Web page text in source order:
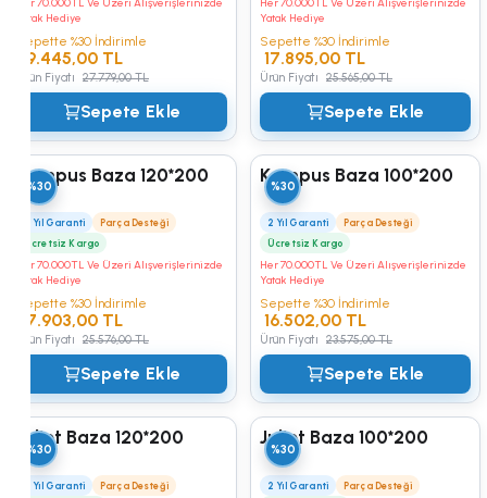
Yatak Hediye
Sepette %30 İndirimle
19.445,00 TL
Ürün Fiyatı 27.779,00 TL
Sepete Ekle
Yatak Hediye
Sepette %30 İndirimle
17.895,00 TL
Ürün Fiyatı 25.565,00 TL
Sepete Ekle
Kampus Baza 120*200
2 Yıl Garanti
Parça Desteği
Ücretsiz Kargo
Her 70.000TL Ve Üzeri Alışverişlerinizde
Yatak Hediye
%30
Sepette %30 İndirimle
17.903,00 TL
Ürün Fiyatı 25.576,00 TL
Sepete Ekle
Kampus Baza 100*200
2 Yıl Garanti
Parça Desteği
Ücretsiz Kargo
Her 70.000TL Ve Üzeri Alışverişlerinizde
Yatak Hediye
%30
Sepette %30 İndirimle
16.502,00 TL
Ürün Fiyatı 23.575,00 TL
Sepete Ekle
Juliet Baza 120*200
2 Yıl Garanti
Parça Desteği
%30
Juliet Baza 100*200
2 Yıl Garanti
Parça Desteği
%30